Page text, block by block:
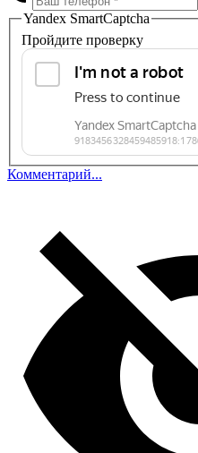
Yandex SmartCaptcha
Пройдите проверку
Комментарий...